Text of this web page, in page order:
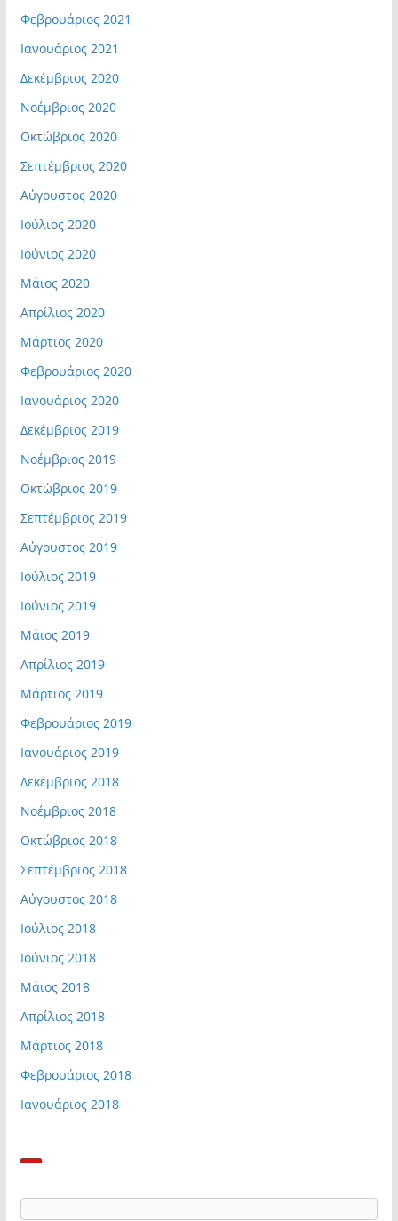
Φεβρουάριος 2021
Ιανουάριος 2021
Δεκέμβριος 2020
Νοέμβριος 2020
Οκτώβριος 2020
Σεπτέμβριος 2020
Αύγουστος 2020
Ιούλιος 2020
Ιούνιος 2020
Μάιος 2020
Απρίλιος 2020
Μάρτιος 2020
Φεβρουάριος 2020
Ιανουάριος 2020
Δεκέμβριος 2019
Νοέμβριος 2019
Οκτώβριος 2019
Σεπτέμβριος 2019
Αύγουστος 2019
Ιούλιος 2019
Ιούνιος 2019
Μάιος 2019
Απρίλιος 2019
Μάρτιος 2019
Φεβρουάριος 2019
Ιανουάριος 2019
Δεκέμβριος 2018
Νοέμβριος 2018
Οκτώβριος 2018
Σεπτέμβριος 2018
Αύγουστος 2018
Ιούλιος 2018
Ιούνιος 2018
Μάιος 2018
Απρίλιος 2018
Μάρτιος 2018
Φεβρουάριος 2018
Ιανουάριος 2018